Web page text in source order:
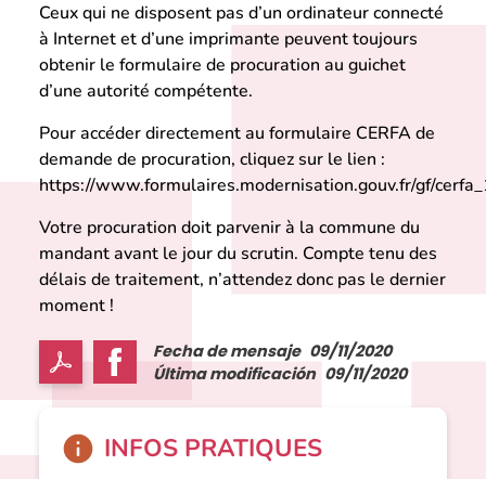
Ceux qui ne disposent pas d’un ordinateur connecté
à Internet et d’une imprimante peuvent toujours
obtenir le formulaire de procuration au guichet
d’une autorité compétente.
Pour accéder directement au formulaire CERFA de
demande de procuration, cliquez sur le lien :
https://www.formulaires.modernisation.gouv.fr/gf/
Votre procuration doit parvenir à la commune du
mandant avant le jour du scrutin. Compte tenu des
délais de traitement, n’attendez donc pas le dernier
moment !
Fecha de mensaje 09/11/2020
Última modificación 09/11/2020
INFOS PRATIQUES